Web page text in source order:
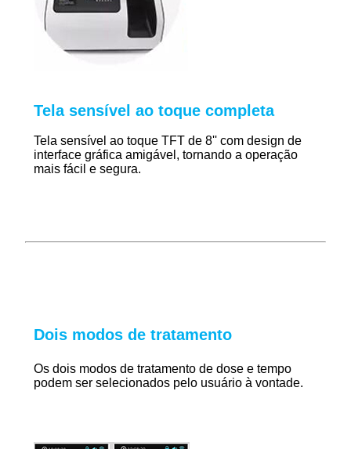
Tela sensível ao toque completa
Tela sensível ao toque TFT de 8'' com design de
interface gráfica amigável, tornando a operação
mais fácil e segura.
Dois modos de tratamento
Os dois modos de tratamento de dose e tempo
podem ser selecionados pelo usuário à vontade.